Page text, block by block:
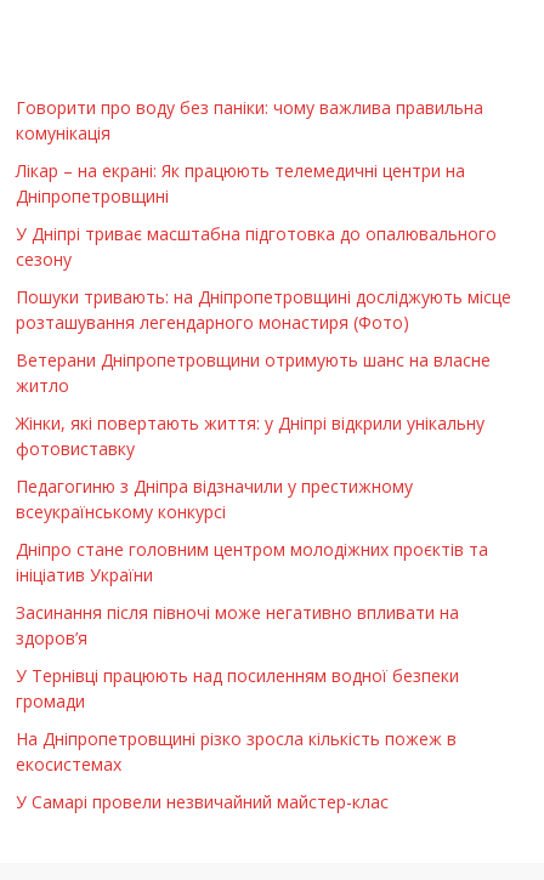
Говорити про воду без паніки: чому важлива правильна
комунікація
Лікар – на екрані: Як працюють телемедичні центри на
Дніпропетровщині
У Дніпрі триває масштабна підготовка до опалювального
сезону
Пошуки тривають: на Дніпропетровщині досліджують місце
розташування легендарного монастиря (Фото)
Ветерани Дніпропетровщини отримують шанс на власне
житло
Жінки, які повертають життя: у Дніпрі відкрили унікальну
фотовиставку
Педагогиню з Дніпра відзначили у престижному
всеукраїнському конкурсі
Дніпро стане головним центром молодіжних проєктів та
ініціатив України
Засинання після півночі може негативно впливати на
здоров’я
У Тернівці працюють над посиленням водної безпеки
громади
На Дніпропетровщині різко зросла кількість пожеж в
екосистемах
У Самарі провели незвичайний майстер-клас